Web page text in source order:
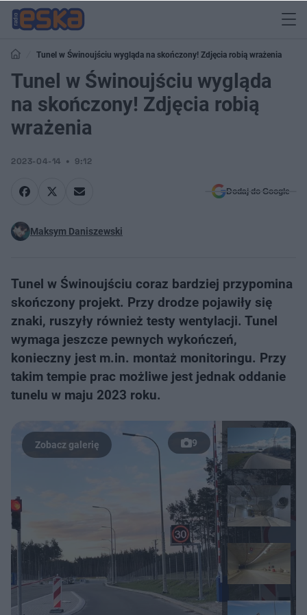
Tunel w Świnoujściu wygląda na skończony! Zdjęcia robią wrażenia
Tunel w Świnoujściu wygląda
na skończony! Zdjęcia robią
wrażenia
2023-04-14 9:12
Dodaj do Google
Maksym Daniszewski
Tunel w Świnoujściu coraz bardziej przypomina
skończony projekt. Przy drodze pojawiły się
znaki, ruszyły również testy wentylacji. Tunel
wymaga jeszcze pewnych wykończeń,
konieczny jest m.in. montaż monitoringu. Przy
takim tempie prac możliwe jest jednak oddanie
tunelu w maju 2023 roku.
9